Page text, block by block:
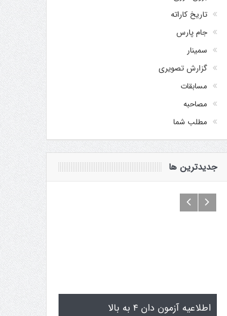
تاریخ کاراته
جام پارس
سمینار
گزارش تصویری
مسابقات
مصاحبه
مطلب شما
جدیدترین ها
تمرینات اطلاعیه آزمون دان ۴ به بالا